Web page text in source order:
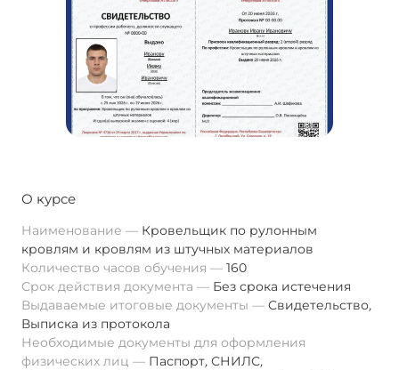
О курсе
Наименование
Кровельщик по рулонным
кровлям и кровлям из штучных материалов
Количество часов обучения
160
Срок действия документа
Без срока истечения
Выдаваемые итоговые документы
Свидетельство,
Выписка из протокола
Необходимые документы для оформления
физических лиц
Паспорт, СНИЛС,